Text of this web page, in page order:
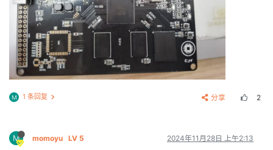
M 1 条回复 分享 2
M momoyu LV 5 2024年11月28日 上午2:13